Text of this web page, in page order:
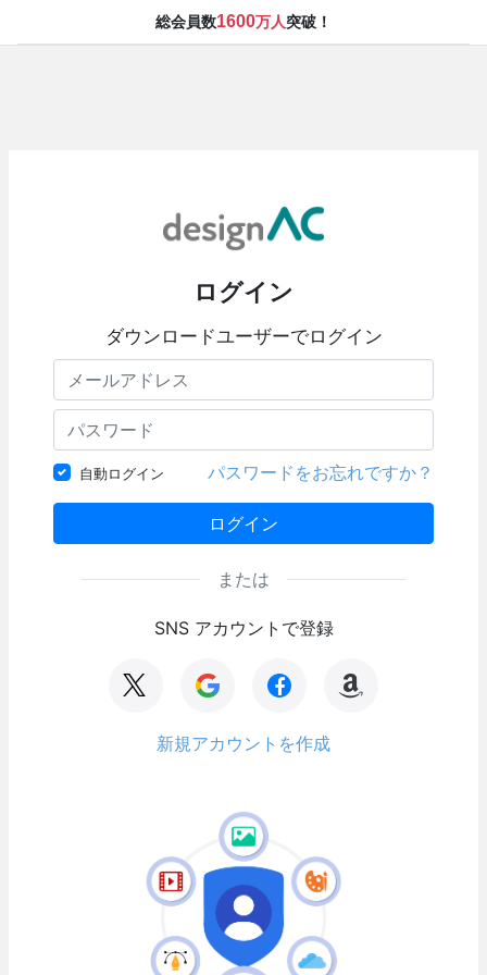
総会員数1600万人突破！
ログイン
ダウンロードユーザーでログイン
自動ログイン パスワードをお忘れですか？
ログイン
または
SNS アカウントで登録
新規アカウントを作成